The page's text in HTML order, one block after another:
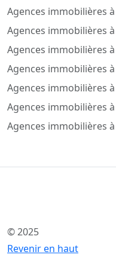
Agences immobilières
Agences immobilières
Agences immobilières
Agences immobilières
Agences immobilières
Agences immobilières
Agences immobilières
© 2025
Revenir en haut